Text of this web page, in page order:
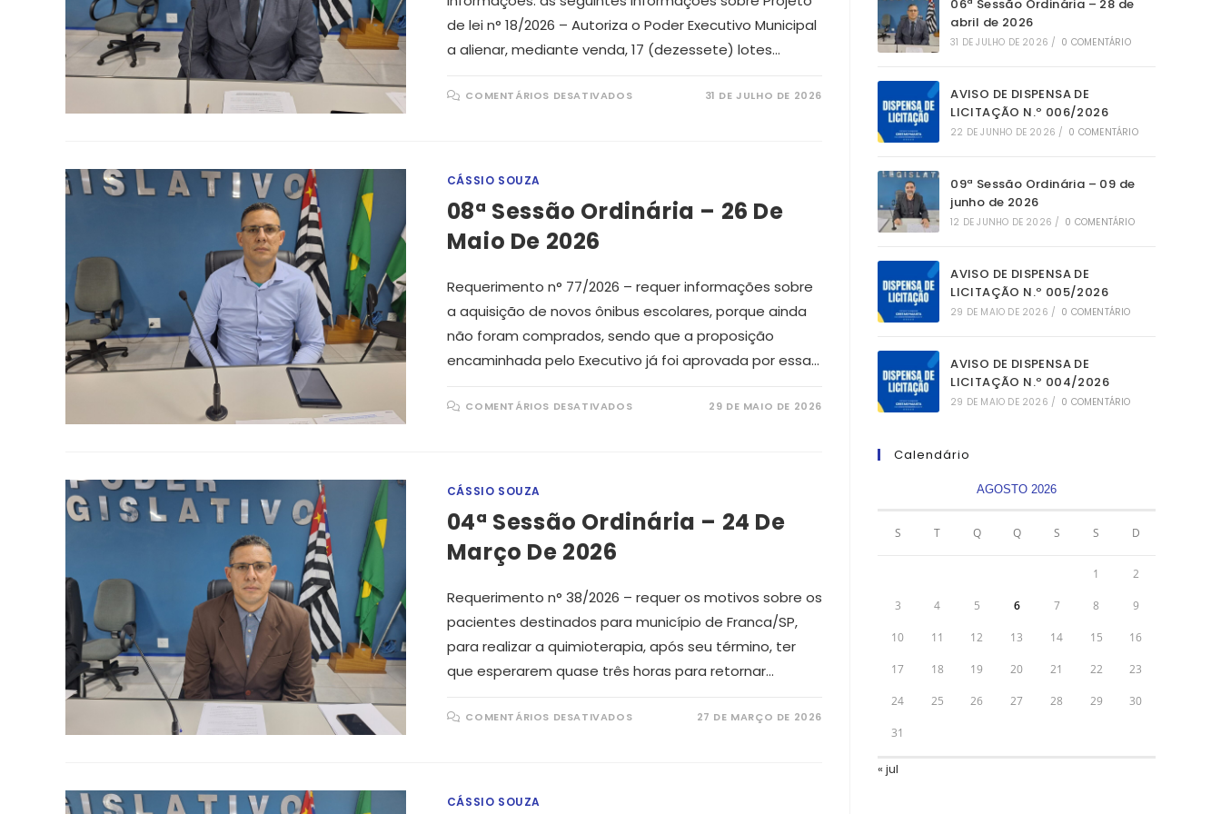
de lei n° 18/2026 – Autoriza o Poder Executivo Municipal
a alienar, mediante venda, 17 (dezessete) lotes…
COMENTÁRIOS DESATIVADOSEM
2026
31 DE JULHO DE 2026
CÁSSIO SOUZA
08ª Sessão Ordinária – 26 De
Maio De 2026
Requerimento n° 77/2026 – requer informações sobre
a aquisição de novos ônibus escolares, porque ainda
não foram comprados, sendo que a proposição
encaminhada pelo Executivo já foi aprovada por essa…
COMENTÁRIOS DESATIVADOSEM
2026
29 DE MAIO DE 2026
CÁSSIO SOUZA
04ª Sessão Ordinária – 24 De
Março De 2026
Requerimento n° 38/2026 – requer os motivos sobre os
pacientes destinados para município de Franca/SP,
para realizar a quimioterapia, após seu término, ter
que esperarem quase três horas para retornar…
COMENTÁRIOS DESATIVADOSEM 27 DE MARÇO DE 2026
CÁSSIO SOUZA
06ª Sessão Ordinária – 28 de
abril de 2026
31 DE JULHO DE 2026 / 0 COMENTÁRIO
AVISO DE DISPENSA DE
LICITAÇÃO N.º 006/2026
22 DE JUNHO DE 2026 / 0 COMENTÁRIO
09ª Sessão Ordinária – 09 de
junho de 2026
12 DE JUNHO DE 2026 / 0 COMENTÁRIO
AVISO DE DISPENSA DE
LICITAÇÃO N.º 005/2026
29 DE MAIO DE 2026 / 0 COMENTÁRIO
AVISO DE DISPENSA DE
LICITAÇÃO N.º 004/2026
29 DE MAIO DE 2026 / 0 COMENTÁRIO
Calendário
AGOSTO 2026
S T Q Q S S D
1 2
3 4 5 6 7 8 9
10 11 12 13 14 15 16
17 18 19 20 21 22 23
24 25 26 27 28 29 30
31
« jul